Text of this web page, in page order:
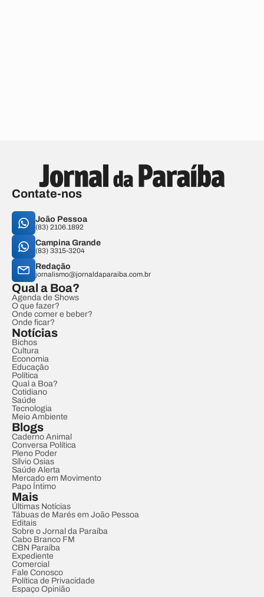
Contate-nos
João Pessoa
(83) 2106.1892
Campina Grande
(83) 3315-3204
Redação
jornalismo@jornaldaparaiba.com.br
Qual a Boa?
Agenda de Shows
O que fazer?
Onde comer e beber?
Onde ficar?
Notícias
Bichos
Cultura
Economia
Educação
Política
Qual a Boa?
Cotidiano
Saúde
Tecnologia
Meio Ambiente
Blogs
Caderno Animal
Conversa Política
Pleno Poder
Sílvio Osias
Saúde Alerta
Mercado em Movimento
Papo Íntimo
Mais
Últimas Notícias
Tábuas de Marés em João Pessoa
Editais
Sobre o Jornal da Paraíba
Cabo Branco FM
CBN Paraíba
Expediente
Comercial
Fale Conosco
Política de Privacidade
Espaço Opinião